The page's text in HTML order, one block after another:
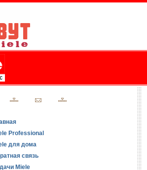
Professional
для дома
связь
Miele